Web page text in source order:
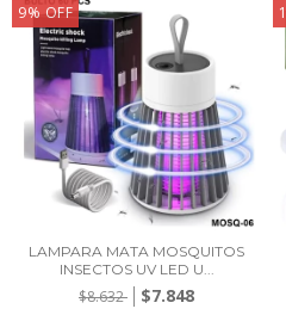
9% OFF
LAMPARA MATA MOSQUITOS
INSECTOS UV LED U...
$8.632 $7.848